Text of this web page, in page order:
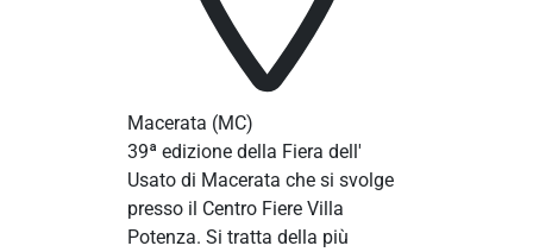
Macerata (MC)
39ª edizione della Fiera dell'
Usato di Macerata che si svolge
presso il Centro Fiere Villa
Potenza. Si tratta della più